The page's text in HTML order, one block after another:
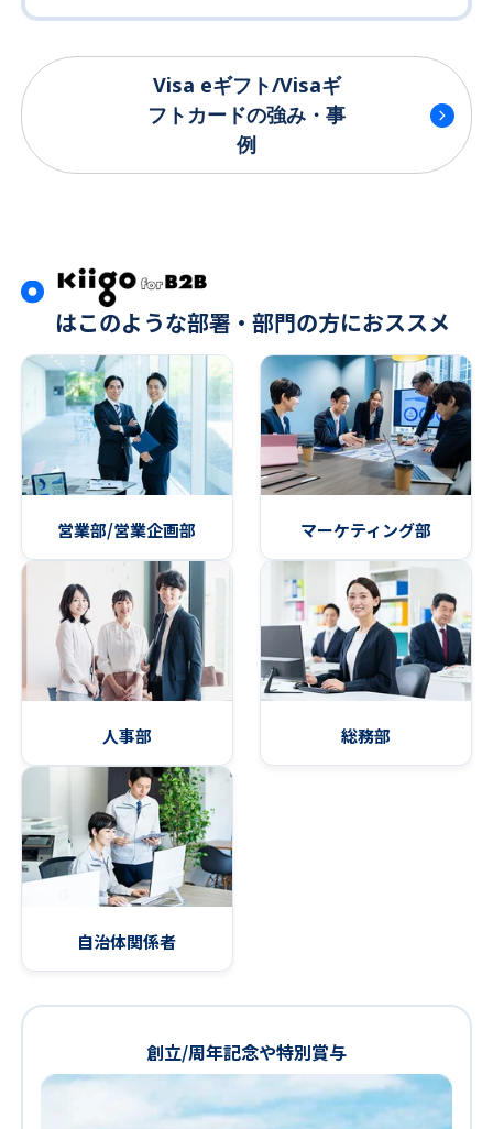
Visa eギフト/Visaギ
フトカードの強み・事
例
はこのような部署・部門の方におススメ
営業部/営業企画部 マーケティング部
人事部 総務部
自治体関係者
創立/周年記念や特別賞与